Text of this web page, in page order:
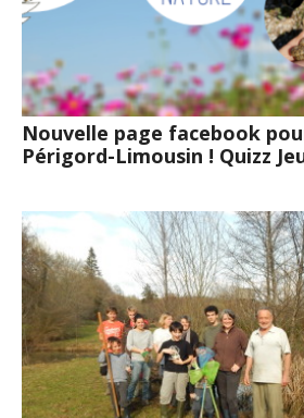
Nouvelle page facebook
Périgord-Limousin ! Quizz